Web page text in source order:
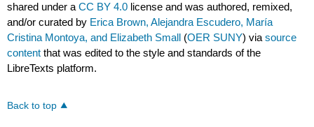
shared under aCC BY 4.0 license and was authored, remixed,
and/or curated by Erica Brown, Alejandra Escudero, María
Cristina Montoya, and Elizabeth Small (OER SUNY) viasource
content that was edited to the style and standards of the
LibreTexts platform.
Back to top